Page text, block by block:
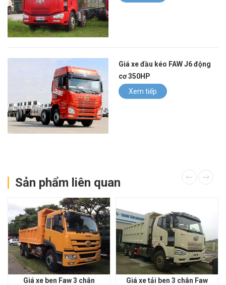
Giá xe đầu kéo FAW J6 động
cơ 350HP
Xem tiếp
Sản phẩm liên quan
Giá xe ben Faw 3 chân
Giá xe tải ben 3 chân Faw